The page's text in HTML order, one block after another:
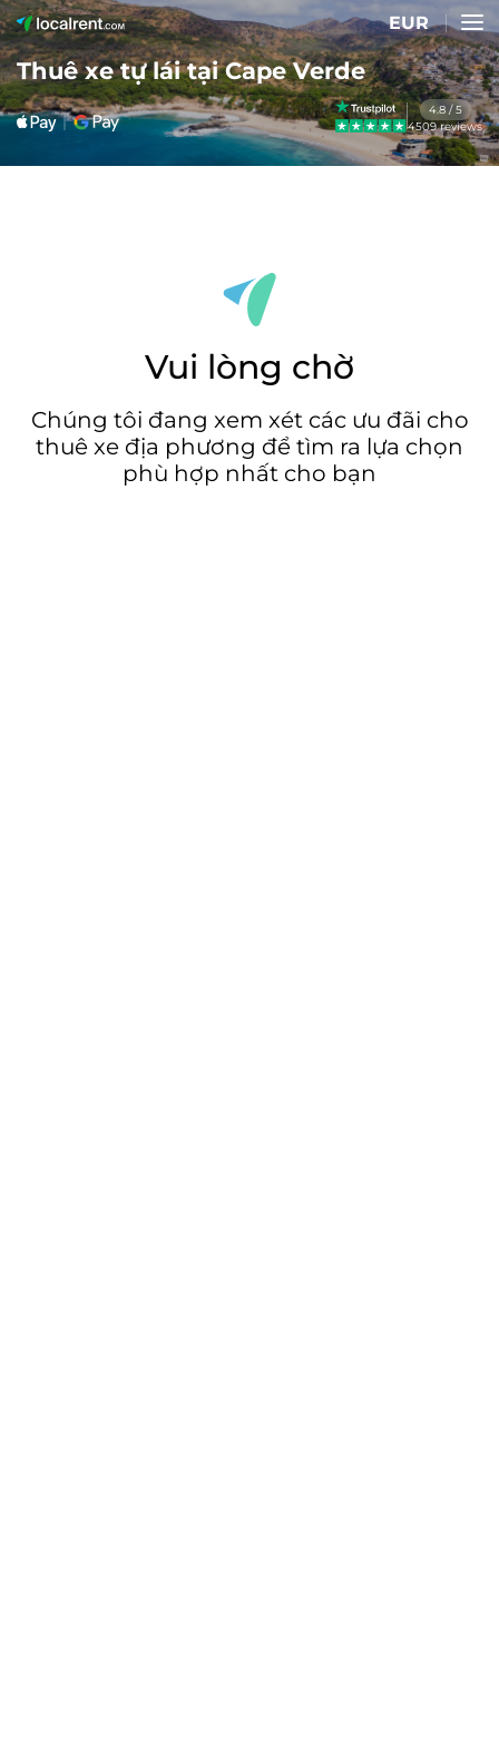
EUR
Thuê xe tự lái tại Cape Verde
4.8 / 5
4509 reviews
Vui lòng chờ
Chúng tôi đang xem xét các ưu đãi cho
thuê xe địa phương để tìm ra lựa chọn
phù hợp nhất cho bạn